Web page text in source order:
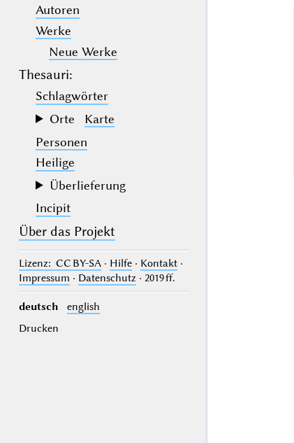
(der Unterstrich) ist Platzhalter für
genau ein Zeichen.
(das Prozentzeichen) ist Platzhalter
für kein, ein oder mehr als ein
Zeichen.
Autoren
Werke
Neue Werke
Thesauri:
Schlagwörter
Orte
Karte
Personen
Heilige
Überlieferung
Incipit
Über das Projekt
Lizenz: CC BY-SA· Hilfe· Kontakt·
Impressum · Datenschutz· 2019 ff.
deutsch
english
Drucken